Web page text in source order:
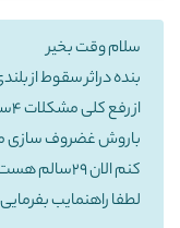
سلام وقت بخیر
باروش غضروف سازی
کنم الان 29سالم هست
لطفا راهنمایب بفرمایی